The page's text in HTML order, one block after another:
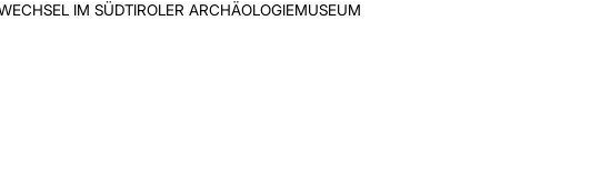
IM SÜDTIROLER ARCHÄOLOGIEMUSEUM